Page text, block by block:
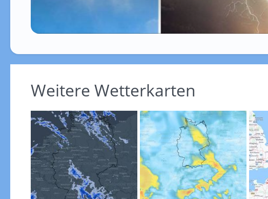
Weitere Wetterkarten